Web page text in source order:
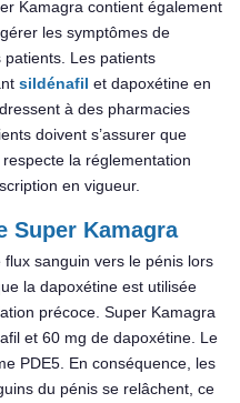
Kamagra contient également
les symptômes de
patients. Les patients
sildénafil et dapoxétine en
à des pharmacies
doivent s’assurer que
la réglementation
en vigueur.
Super Kamagra
sanguin vers le pénis lors
la dapoxétine est utilisée
précoce. Super Kamagra
et 60 mg de dapoxétine. Le
PDE5. En conséquence, les
du pénis se relâchent, ce